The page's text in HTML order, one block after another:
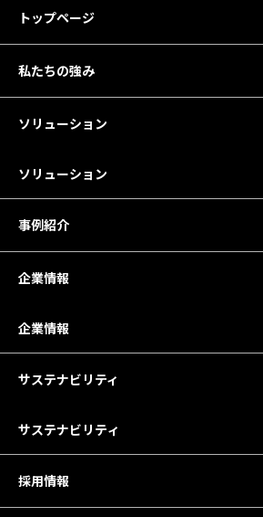
トップページ
私たちの強み
ソリューション
ソリューション
事例紹介
企業情報
企業情報
サステナビリティ
サステナビリティ
採用情報